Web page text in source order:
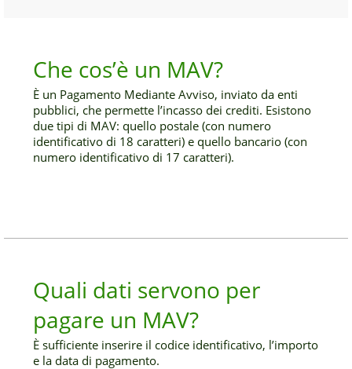
Che cos’è un MAV?
È un Pagamento Mediante Avviso, inviato da enti
pubblici, che permette l’incasso dei crediti. Esistono
due tipi di MAV: quello postale (con numero
identificativo di 18 caratteri) e quello bancario (con
numero identificativo di 17 caratteri).
Quali dati servono per
pagare un MAV?
È sufficiente inserire il codice identificativo, l’importo
e la data di pagamento.